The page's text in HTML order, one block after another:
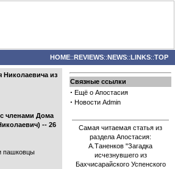
HOME::REVIEWS::NEWS::LINKS::TOP
Николаевича из
членами Дома
-- 26
пашковцы
Связные ссылки
· Ещё о Апостасия
· Новости Admin
Самая читаемая статья из
раздела Апостасия:
А.Таненков "Загадка
исчезнувшего из
Бахчисарайского Успенского